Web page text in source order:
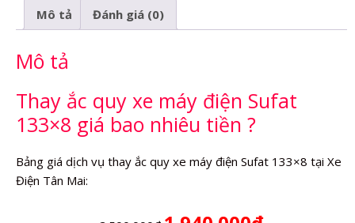
Sufat
số
Mô tả Đánh giá (0)
Mô tả
Thay ắc quy xe máy điện Sufat
133×8 giá bao nhiêu tiền ?
Bảng giá dịch vụ thay ắc quy xe máy điện Sufat 133×8 tại Xe
Điện Tân Mai: